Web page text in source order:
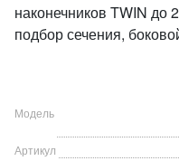
наконечников TWIN до
подбор сечения,
Модель
Артикул